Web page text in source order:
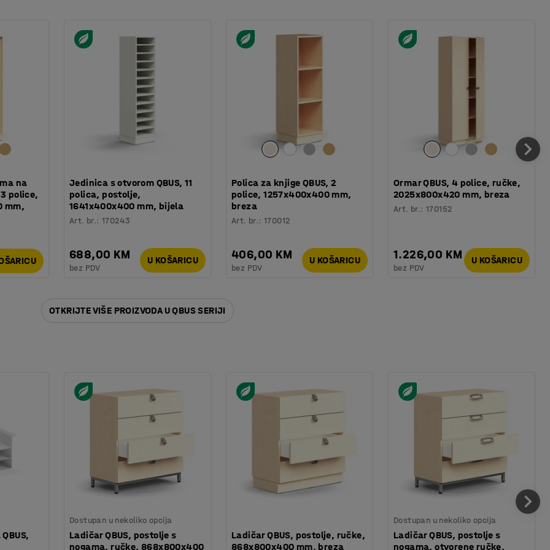
Udoban jastuk za sjedenje je presvučen
Möbelfakta, OEKO-TEX STANDARD
boja. Uključeno je postolje i ručke.
pritiskom.
asortimana QBUS su dizajnirani tako da se
više jedinica za spremanje prema
na
police,
mm,
Jedinica s otvorom QBUS, 11
polica, postolje,
1641x400x400 mm, bijela
Art. br.:170243
688,00 KM
bez PDV
U KOŠARICU
Polica za knjige QBUS, 2
police, 1257x400x400 mm,
breza
Art. br.:170012
406,00 KM
bez PDV
U KOŠARICU
Ormar QBUS, 4 police, ručke,
2025x800x420 mm, breza
Art. br.:170152
1.226,00 KM
bez PDV
U KOŠARICU
OTKRIJTE VIŠE PROIZVODA U QBUS SERIJI
Dostupan u nekoliko opcija
Ladičar QBUS, postolje s
nogama, ručke, 868x800x400
Ladičar QBUS, postolje, ručke,
868x800x400 mm, breza
Dostupan u nekoliko opcija
Ladičar QBUS, postolje s
nogama, otvorene ručke,